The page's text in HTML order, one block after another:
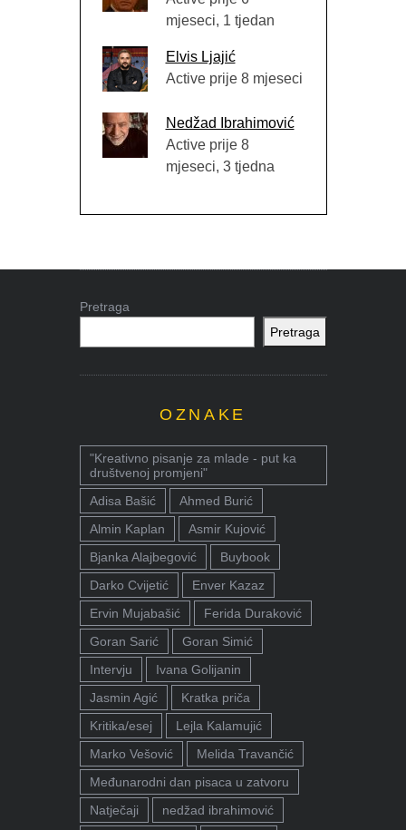
mjeseci, 1 tjedan
Elvis Ljajić
Active prije 8 mjeseci
Nedžad Ibrahimović
Active prije 8
mjeseci, 3 tjedna
Pretraga
Pretraga
OZNAKE
"Kreativno pisanje za mlade - put ka
društvenoj promjeni"
Adisa Bašić
Ahmed Burić
Almin Kaplan
Asmir Kujović
Bjanka Alajbegović
Buybook
Darko Cvijetić
Enver Kazaz
Ervin Mujabašić
Ferida Duraković
Goran Sarić
Goran Simić
Intervju
Ivana Golijanin
Jasmin Agić
Kratka priča
Kritika/esej
Lejla Kalamujić
Marko Vešović
Melida Travančić
Međunarodni dan pisaca u zatvoru
Natječaji
nedžad ibrahimović